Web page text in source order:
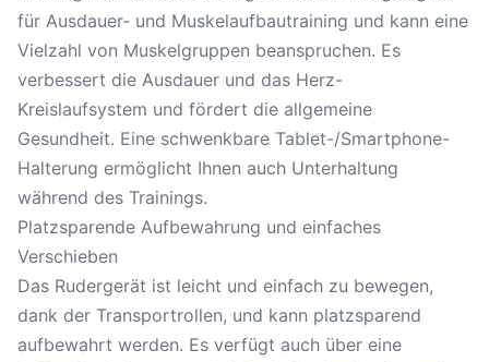
für Ausdauer- und Muskelaufbautraining und kann eine
Vielzahl von Muskelgruppen beanspruchen. Es
verbessert die Ausdauer und das Herz-
Kreislaufsystem und fördert die allgemeine
Gesundheit. Eine schwenkbare Tablet-/Smartphone-
Halterung ermöglicht Ihnen auch Unterhaltung
während des Trainings.
Platzsparende Aufbewahrung und einfaches
Verschieben
Das Rudergerät ist leicht und einfach zu bewegen,
dank der Transportrollen, und kann platzsparend
aufbewahrt werden. Es verfügt auch über eine